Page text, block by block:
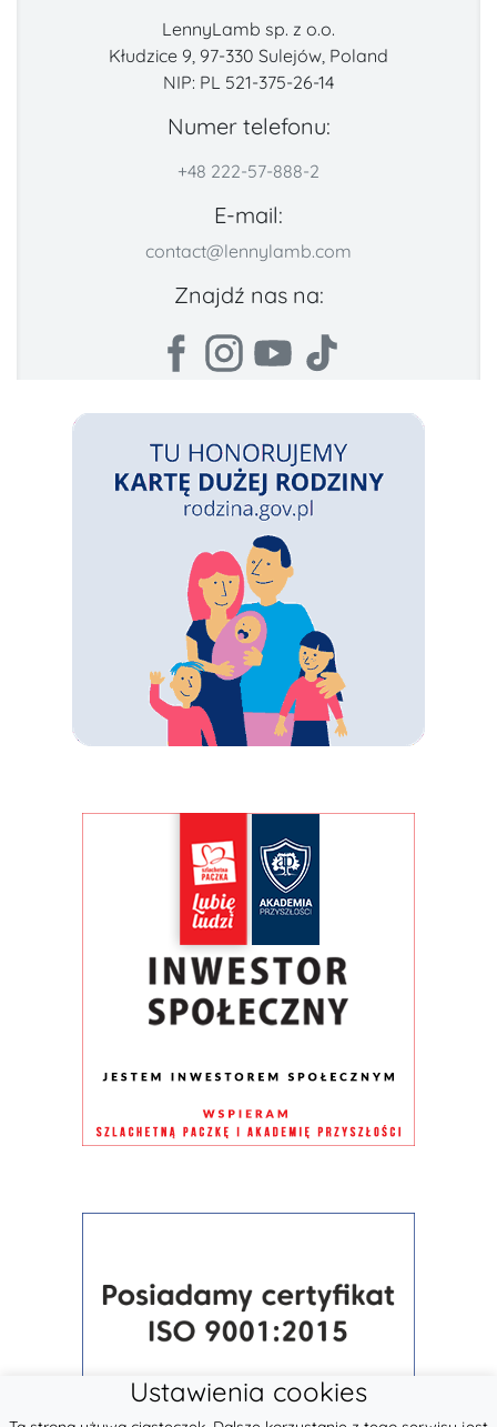
LennyLamb sp. z o.o.
Kłudzice 9, 97-330 Sulejów, Poland
NIP: PL 521-375-26-14
Numer telefonu:
+48 222-57-888-2
E-mail:
contact@lennylamb.com
Znajdź nas na:
Ustawienia cookies